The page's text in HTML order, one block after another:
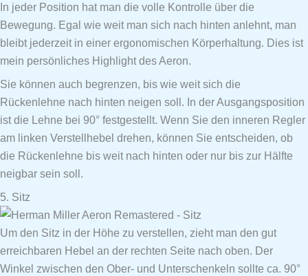
In jeder Position hat man die volle Kontrolle über die
Bewegung. Egal wie weit man sich nach hinten anlehnt, man
bleibt jederzeit in einer ergonomischen Körperhaltung. Dies ist
mein persönliches Highlight des Aeron.
Sie können auch begrenzen, bis wie weit sich die
Rückenlehne nach hinten neigen soll. In der Ausgangsposition
ist die Lehne bei 90° festgestellt. Wenn Sie den inneren Regler
am linken Verstellhebel drehen, können Sie entscheiden, ob
die Rückenlehne bis weit nach hinten oder nur bis zur Hälfte
neigbar sein soll.
5. Sitz
Um den Sitz in der Höhe zu verstellen, zieht man den gut
erreichbaren Hebel an der rechten Seite nach oben. Der
Winkel zwischen den Ober- und Unterschenkeln sollte ca. 90°